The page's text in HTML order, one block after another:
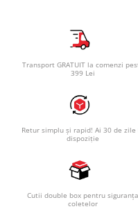
Transport GRATUIT la comenzi
399 Lei
Retur simplu și rapid! Ai 30 de zile
dispoziție
Cutii double box pentru siguranța
coletelor